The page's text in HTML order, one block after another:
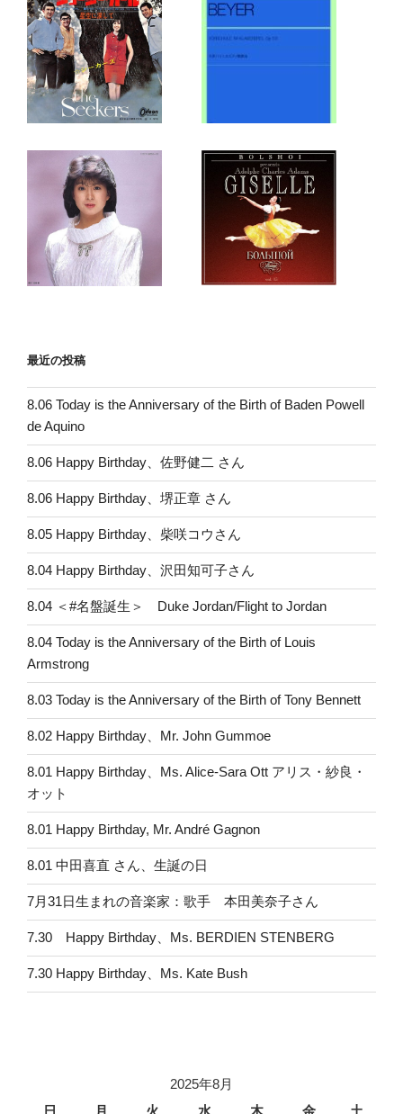
最近の投稿
8.06 Today is the Anniversary of the Birth of Baden Powell
de Aquino
8.06 Happy Birthday、佐野健二 さん
8.06 Happy Birthday、堺正章 さん
8.05 Happy Birthday、柴咲コウさん
8.04 Happy Birthday、沢田知可子さん
8.04 ＜#名盤誕生＞ Duke Jordan/Flight to Jordan
8.04 Today is the Anniversary of the Birth of Louis
Armstrong
8.03 Today is the Anniversary of the Birth of Tony Bennett
8.02 Happy Birthday、Mr. John Gummoe
8.01 Happy Birthday、Ms. Alice-Sara Ott アリス・紗良・
オット
8.01 Happy Birthday, Mr. André Gagnon
8.01 中田喜直 さん、生誕の日
7月31日生まれの音楽家：歌手 本田美奈子さん
7.30 Happy Birthday、Ms. BERDIEN STENBERG
7.30 Happy Birthday、Ms. Kate Bush
2025年8月
日
月 火 水 木 金 土